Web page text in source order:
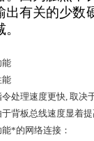
出有关的少数
。
能
能
令处理速度更快, 取决
于背板总线速度显着
能*的网络连接：